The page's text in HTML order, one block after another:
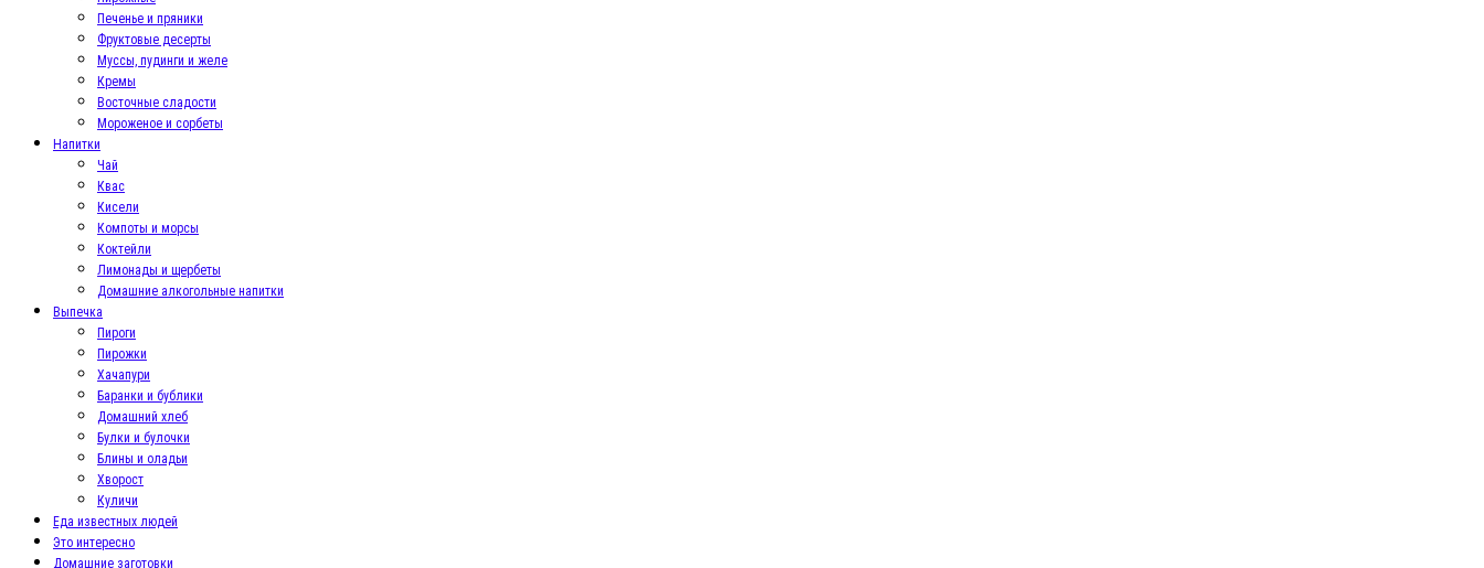
Печенье и пряники
Фруктовые десерты
Муссы, пудинги и желе
Кремы
Восточные сладости
Мороженое и сорбеты
Напитки
Чай
Квас
Кисели
Компоты и морсы
Коктейли
Лимонады и щербеты
Домашние алкогольные напитки
Выпечка
Пироги
Пирожки
Хачапури
Баранки и бублики
Домашний хлеб
Булки и булочки
Блины и оладьи
Хворост
Куличи
Еда известных людей
Это интересно
Домашние заготовки